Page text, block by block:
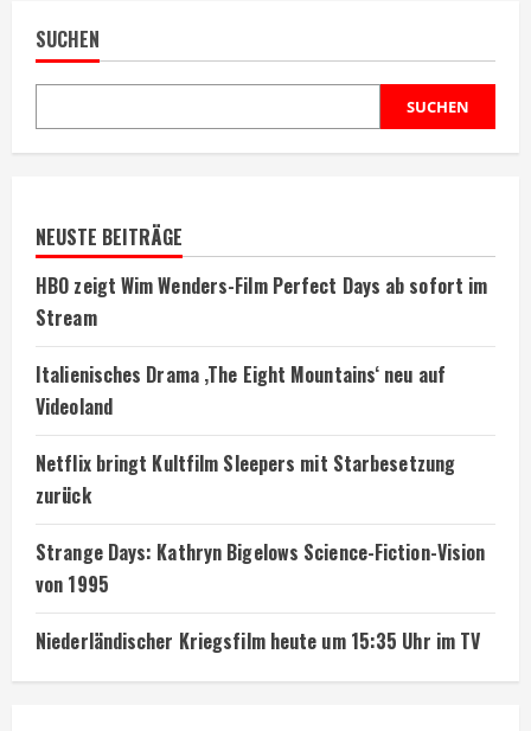
SUCHEN
SUCHEN
NEUSTE BEITRÄGE
HBO zeigt Wim Wenders-Film Perfect Days ab sofort im
Stream
Italienisches Drama ‚The Eight Mountains‘ neu auf
Videoland
Netflix bringt Kultfilm Sleepers mit Starbesetzung
zurück
Strange Days: Kathryn Bigelows Science-Fiction-Vision
von 1995
Niederländischer Kriegsfilm heute um 15:35 Uhr im TV